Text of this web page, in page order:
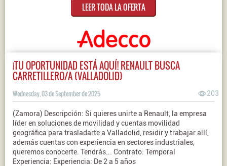
LEER TODA LA OFERTA
¡TU OPORTUNIDAD ESTÁ AQUÍ! RENAULT BUSCA
CARRETILLERO/A (VALLADOLID)
Wednesday, 03 de September de 2025 203
(Zamora) Descripción: Si quieres unirte a Renault, la empresa
líder en soluciones de movilidad y cuentas movilidad
geográfica para trasladarte a Valladolid, residir y trabajar allí,
además cuentas con experiencia en sectores industriales,
queremos conocerte. Tendrás... Contrato: Temporal
Experiencia: Experiencia: De 2 a 5 años